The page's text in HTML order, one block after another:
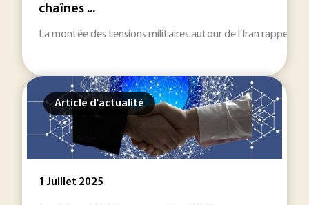
chaînes ...
La montée des tensions militaires autour de l’Iran rappelle
Article d'actualité
1 Juillet 2025